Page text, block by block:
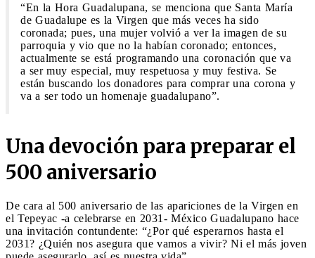
“En la Hora Guadalupana, se menciona que Santa María
de Guadalupe es la Virgen que más veces ha sido
coronada; pues, una mujer volvió a ver la imagen de su
parroquia y vio que no la habían coronado; entonces,
actualmente se está programando una coronación que va
a ser muy especial, muy respetuosa y muy festiva. Se
están buscando los donadores para comprar una corona y
va a ser todo un homenaje guadalupano”.
Una devoción para preparar el
500 aniversario
De cara al 500 aniversario de las apariciones de la Virgen en
el Tepeyac -a celebrarse en 2031- México Guadalupano hace
una invitación contundente: “¿Por qué esperarnos hasta el
2031? ¿Quién nos asegura que vamos a vivir? Ni el más joven